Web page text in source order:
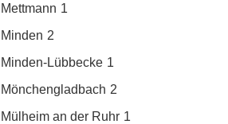
Mettmann 1
Minden 2
Minden-Lübbecke 1
Mönchengladbach 2
Mülheim an der Ruhr 1